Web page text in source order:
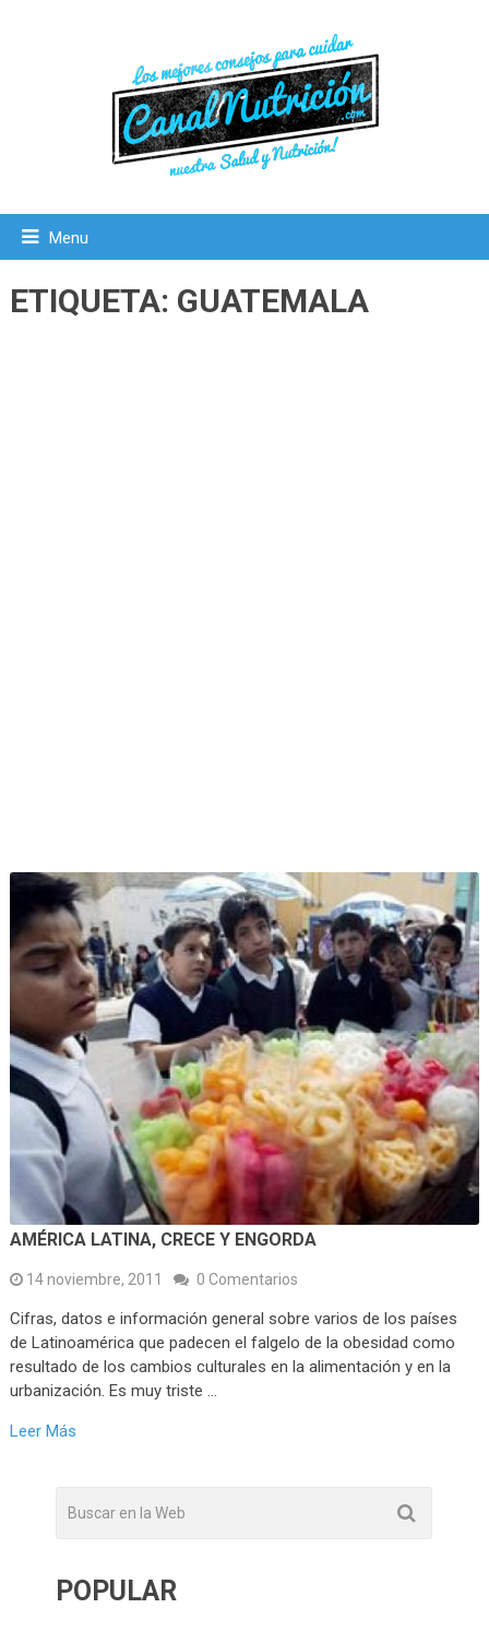
Menu
ETIQUETA: GUATEMALA
AMÉRICA LATINA, CRECE Y ENGORDA
14 noviembre, 2011 0 Comentarios
Cifras, datos e información general sobre varios de los países
de Latinoamérica que padecen el falgelo de la obesidad como
resultado de los cambios culturales en la alimentación y en la
urbanización. Es muy triste …
Leer Más
POPULAR